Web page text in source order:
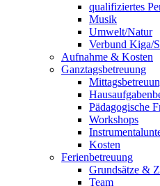
qualifiziertes
Musik
Umwelt/Natur
Verbund Kiga/
Aufnahme & Kosten
Ganztagsbetreuung
Pädagogische
Workshops
Kosten
Ferienbetreuung
Grundsätze &
Team